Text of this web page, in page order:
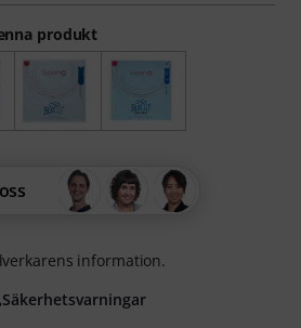
produkt
information.
Säkerhetsvarningar